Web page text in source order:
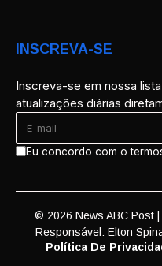
INSCREVA-SE
Inscreva-se em nossa
atualizações diárias
Eu concordo com o
© 2026 News ABC Post
Responsável: Elton
Política De